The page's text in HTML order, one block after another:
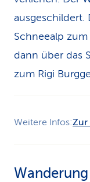
ausgeschildert.
Schneealp
dann über das
zum Rigi
Weitere Infos:Zur